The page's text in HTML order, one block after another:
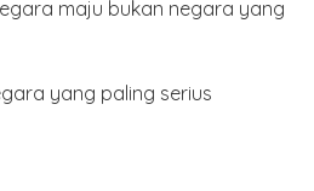
maju bukan negara yang
yang paling serius